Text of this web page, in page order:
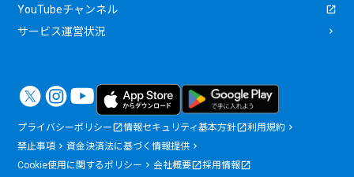
YouTubeチャンネル
サービス運営状況
プライバシーポリシー 情報セキュリティ基本方針
利用規約
禁止事項
資金決済法に基づく情報提供
Cookie使用に関するポリシー
会社概要 採用情報